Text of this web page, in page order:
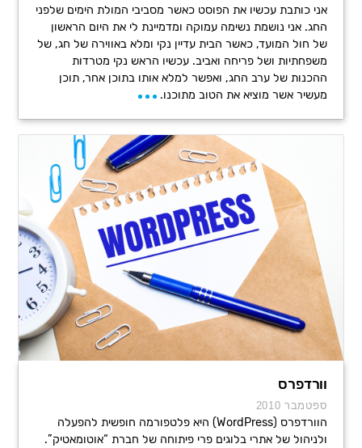
אני כותבת עכשיו את הפוסט כאשר מסביבי המולת הימים שלפני
החג. אני נושמת נשימה עמוקה ומדמיינת לי את היום הראשון
של חול המועד, כאשר הבית עדיין נקי ומלא באווירה של חג, של
משפחתיות ושל פריחה ואביב. עכשיו הראש נקי מטרדות
ההכנות של ערב החג, ואפשר למלא אותו בתוכן אחר, תוכן
מעשיר אשר מוציא את הטוב מתוכנו.
וורדפרס
ספטמבר 2010
הוורדפרס (WordPress) היא פלטפורמה חופשית להפעלה
ולניהול של אתרי בלוגים פרי פיתוחה של חברת “אוטומאטיק”.